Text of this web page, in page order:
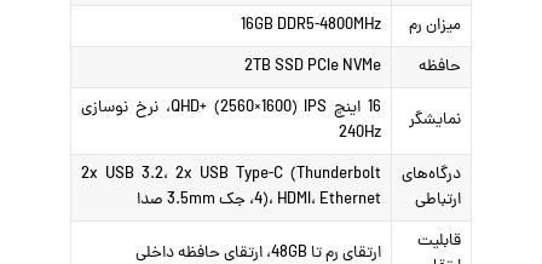
میزان رم
16GB DDR5-4800MHz
حافظه
2TB SSD PCIe NVMe
نمایشگر
16 اینچ QHD+ (2560×1600) IPS، نرخ نوسازی
240Hz
درگاه‌های
ارتباطی
2x USB 3.2، 2x USB Type-C (Thunderbolt
4)، HDMI، Ethernet، جک 3.5mm صدا
قابلیت
ارتقای رم تا 48GB، ارتقای حافظه داخلی